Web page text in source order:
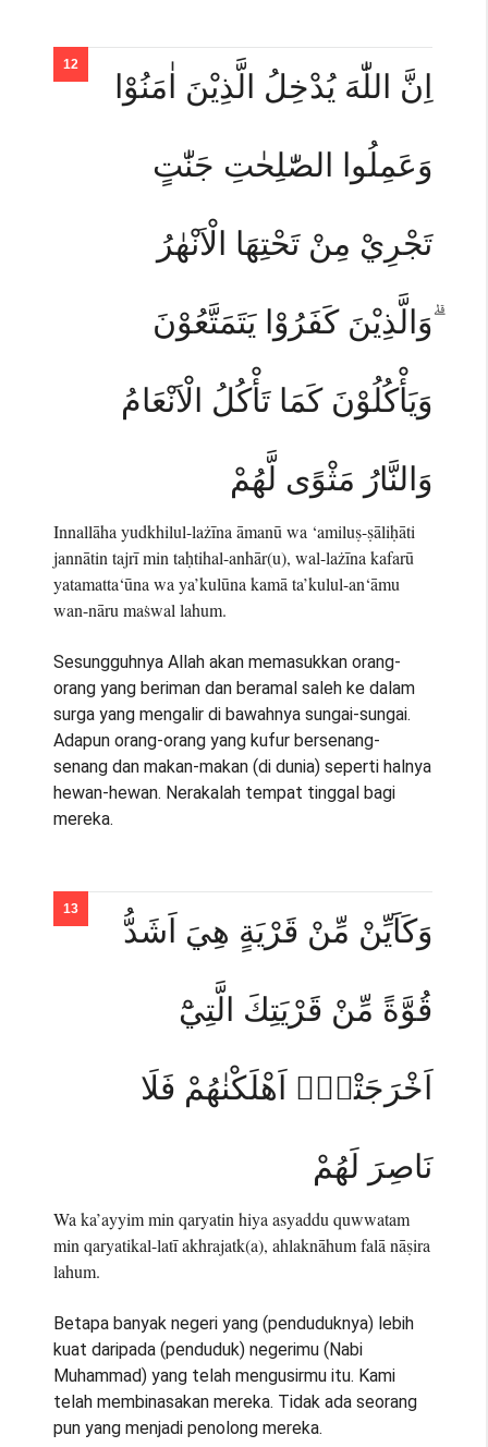
اِنَّ اللّٰهَ يُدْخِلُ الَّذِيْنَ اٰمَنُوْا
وَعَمِلُوا الصّٰلِحٰتِ جَنّٰتٍ
تَجْرِيْ مِنْ تَحْتِهَا الْاَنْهٰرُ
ۗوَالَّذِيْنَ كَفَرُوْا يَتَمَتَّعُوْنَ
وَيَأْكُلُوْنَ كَمَا تَأْكُلُ الْاَنْعَامُ
وَالنَّارُ مَثْوًى لَّهُمْ
Innallāha yudkhilul-lażīna āmanū wa ‘amiluṣ-ṣāliḥāti
jannātin tajrī min taḥtihal-anhār(u), wal-lażīna kafarū
yatamatta‘ūna wa ya’kulūna kamā ta’kulul-an‘āmu
wan-nāru maṡwal lahum.
Sesungguhnya Allah akan memasukkan orang-
orang yang beriman dan beramal saleh ke dalam
surga yang mengalir di bawahnya sungai-sungai.
Adapun orang-orang yang kufur bersenang-
senang dan makan-makan (di dunia) seperti halnya
hewan-hewan. Nerakalah tempat tinggal bagi
mereka.
وَكَاَيِّنْ مِّنْ قَرْيَةٍ هِيَ اَشَدُّ
قُوَّةً مِّنْ قَرْيَتِكَ الَّتِيْٓ
اَخْرَجَتْكَۚ اَهْلَكْنٰهُمْ فَلَا
نَاصِرَ لَهُمْ
Wa ka’ayyim min qaryatin hiya asyaddu quwwatam
min qaryatikal-latī akhrajatk(a), ahlaknāhum falā nāṣira
lahum.
Betapa banyak negeri yang (penduduknya) lebih
kuat daripada (penduduk) negerimu (Nabi
Muhammad) yang telah mengusirmu itu. Kami
telah membinasakan mereka. Tidak ada seorang
pun yang menjadi penolong mereka.